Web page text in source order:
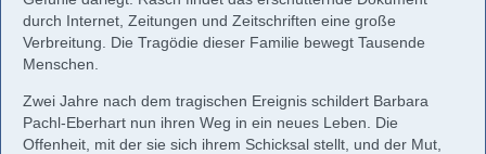
durch Internet, Zeitungen und Zeitschriften eine große
Verbreitung. Die Tragödie dieser Familie bewegt Tausende
Menschen.
Zwei Jahre nach dem tragischen Ereignis schildert Barbara
Pachl-Eberhart nun ihren Weg in ein neues Leben. Die
Offenheit, mit der sie sich ihrem Schicksal stellt, und der Mut,